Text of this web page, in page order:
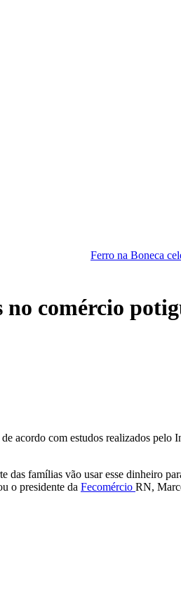
Ferro na Boneca celebra 25 anos
no comércio
acordo com estudos realizados pelo
das famílias vão usar esse dinheiro
o presidente da Fecomércio RN,